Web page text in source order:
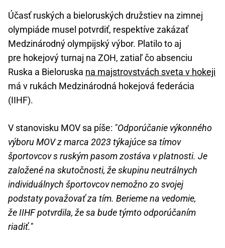
Účasť ruských a bieloruských družstiev na zimnej
olympiáde musel potvrdiť, respektíve zakázať
Medzinárodný olympijský výbor. Platilo to aj
pre hokejový turnaj na ZOH, zatiaľ čo absenciu
Ruska a Bieloruska na majstrovstvách sveta v hokeji
má v rukách Medzinárodná hokejová federácia
(IIHF).
V stanovisku MOV sa píše: "Odporúčanie výkonného
výboru MOV z marca 2023 týkajúce sa tímov
športovcov s ruským pasom zostáva v platnosti. Je
založené na skutočnosti, že skupinu neutrálnych
individuálnych športovcov nemožno zo svojej
podstaty považovať za tím. Berieme na vedomie,
že IIHF potvrdila, že sa bude týmto odporúčaním
riadiť."